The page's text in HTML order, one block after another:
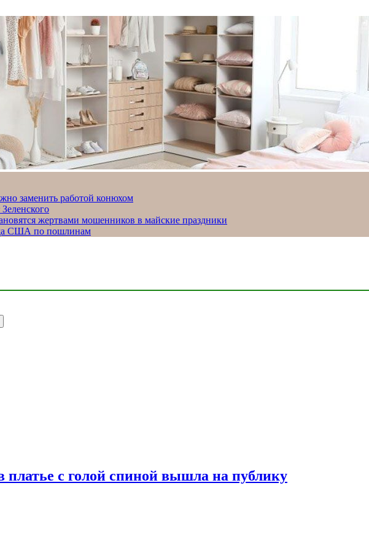
заменить работой конюхом
жертвами мошенников в майские праздники
США по пошлинам
платье с голой спиной вышла на публику